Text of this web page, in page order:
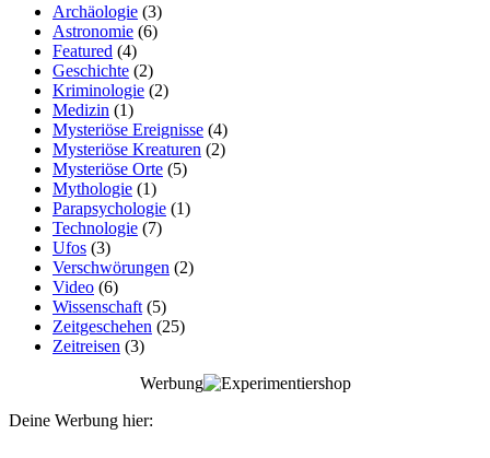
Archäologie (3)
Astronomie (6)
Featured (4)
Geschichte (2)
Kriminologie (2)
Medizin (1)
Mysteriöse Ereignisse (4)
Mysteriöse Kreaturen (2)
Mysteriöse Orte (5)
Mythologie (1)
Parapsychologie (1)
Technologie (7)
Ufos (3)
Verschwörungen (2)
Video (6)
Wissenschaft (5)
Zeitgeschehen (25)
Zeitreisen (3)
Werbung
Deine Werbung hier: